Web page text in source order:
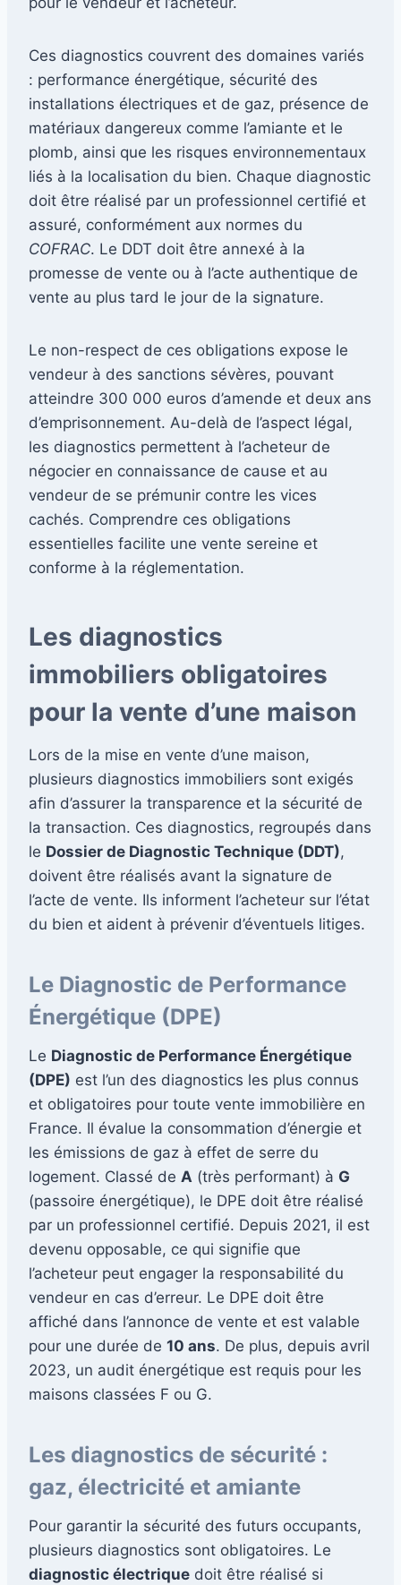
Ces diagnostics couvrent des domaines variés
: performance énergétique, sécurité des
installations électriques et de gaz, présence de
matériaux dangereux comme l’amiante et le
plomb, ainsi que les risques environnementaux
liés à la localisation du bien. Chaque diagnostic
doit être réalisé par un professionnel certifié et
assuré, conformément aux normes du
COFRAC. Le DDT doit être annexé à la
promesse de vente ou à l’acte authentique de
vente au plus tard le jour de la signature.
Le non-respect de ces obligations expose le
vendeur à des sanctions sévères, pouvant
atteindre 300 000 euros d’amende et deux ans
d’emprisonnement. Au-delà de l’aspect légal,
les diagnostics permettent à l’acheteur de
négocier en connaissance de cause et au
vendeur de se prémunir contre les vices
cachés. Comprendre ces obligations
essentielles facilite une vente sereine et
conforme à la réglementation.
Les diagnostics
immobiliers obligatoires
pour la vente d’une maison
Lors de la mise en vente d’une maison,
plusieurs diagnostics immobiliers sont exigés
afin d’assurer la transparence et la sécurité de
la transaction. Ces diagnostics, regroupés dans
le Dossier de Diagnostic Technique (DDT),
doivent être réalisés avant la signature de
l’acte de vente. Ils informent l’acheteur sur l’état
du bien et aident à prévenir d’éventuels litiges.
Le Diagnostic de Performance
Énergétique (DPE)
Le Diagnostic de Performance Énergétique
(DPE) est l’un des diagnostics les plus connus
et obligatoires pour toute vente immobilière en
France. Il évalue la consommation d’énergie et
les émissions de gaz à effet de serre du
logement. Classé de A (très performant) à G
(passoire énergétique), le DPE doit être réalisé
par un professionnel certifié. Depuis 2021, il est
devenu opposable, ce qui signifie que
l’acheteur peut engager la responsabilité du
vendeur en cas d’erreur. Le DPE doit être
affiché dans l’annonce de vente et est valable
pour une durée de 10 ans. De plus, depuis avril
2023, un audit énergétique est requis pour les
maisons classées F ou G.
Les diagnostics de sécurité :
gaz, électricité et amiante
Pour garantir la sécurité des futurs occupants,
plusieurs diagnostics sont obligatoires. Le
diagnostic électrique doit être réalisé si